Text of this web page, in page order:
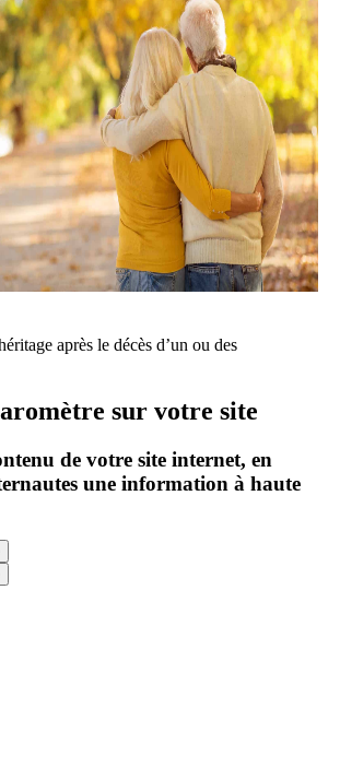
après le décès d’un ou des
sur votre site
de votre site internet, en
une information à haute